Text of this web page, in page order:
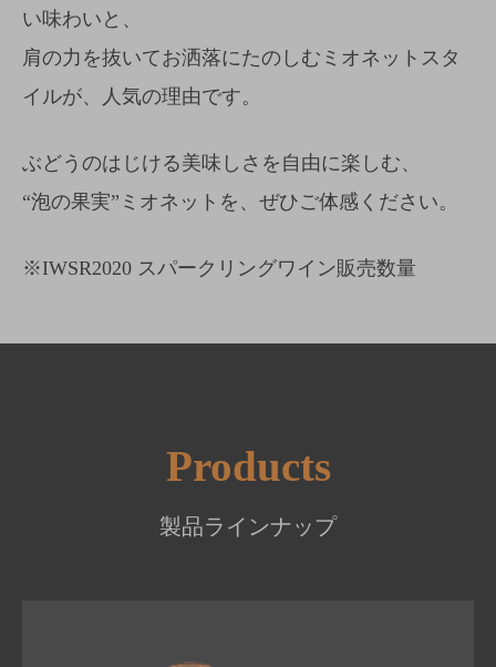
い味わいと、
肩の力を抜いてお洒落にたのしむミオネットスタ
イルが、人気の理由です。
ぶどうのはじける美味しさを自由に楽しむ、
“泡の果実”ミオネットを、ぜひご体感ください。
※IWSR2020 スパークリングワイン販売数量
Products
製品ラインナップ